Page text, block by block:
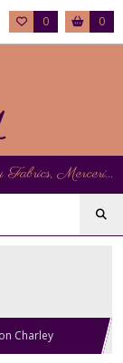
0 0
Boutique en ligne de Tissus Patchwork, Liberty Fabrics, Mercerie et Matériel de Point de Croix
Charley